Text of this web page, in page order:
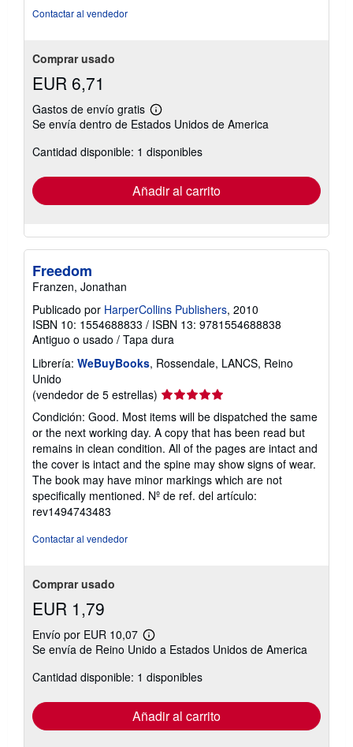
Contactar al vendedor
Comprar usado
EUR 6,71
Gastos de envío gratis
Más
información
las
tarifas
envío
Se envía dentro de Estados Unidos de America
Cantidad disponible: 1 disponibles
Añadir al carrito
Freedom
Franzen, Jonathan
Publicado por HarperCollins Publishers, 2010
ISBN 10: 1554688833 / ISBN 13: 9781554688838
Antiguo o usado / Tapa dura
Librería: WeBuyBooks, Rossendale, LANCS, Reino
Unido
(vendedor de 5 estrellas) Calificación
vendedor:
5
de
5
estrellas
Condición: Good. Most items will be dispatched the same
or the next working day. A copy that has been read but
remains in clean condition. All of the pages are intact and
the cover is intact and the spine may show signs of wear.
The book may have minor markings which are not
specifically mentioned. Nº de ref. del artículo:
rev1494743483
Contactar al vendedor
Comprar usado
EUR 1,79
Envío por EUR 10,07
Más
información
las
tarifas
envío
Se envía de Reino Unido a Estados Unidos de America
Cantidad disponible: 1 disponibles
Añadir al carrito